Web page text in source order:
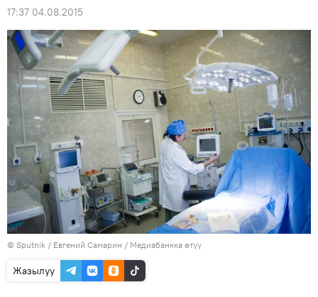
17:37 04.08.2015
© Sputnik / Евгений Самарин / Медиабанкка өтүү
Жазылуу